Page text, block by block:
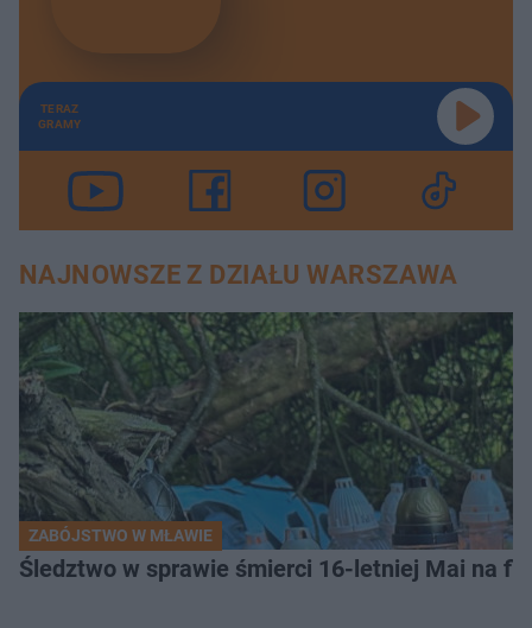
TERAZ
GRAMY
NAJNOWSZE Z DZIAŁU WARSZAWA
ZABÓJSTWO W MŁAWIE
Śledztwo w sprawie śmierci 16-letniej Mai na